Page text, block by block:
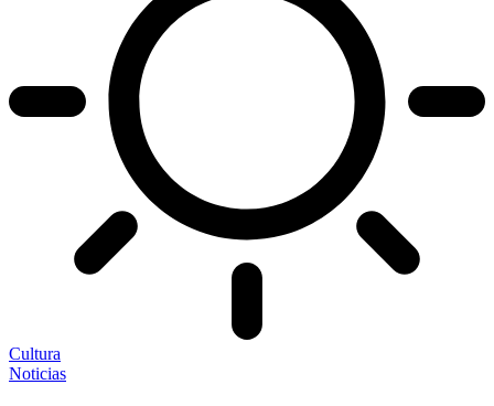
Cultura
Noticias